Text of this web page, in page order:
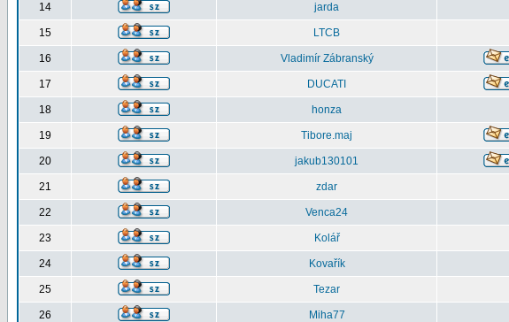
14 jarda
15 LTCB
16 Vladimír Zábranský
17 DUCATI
18 honza
19 Tibore.maj
20 jakub130101
21 zdar
22 Venca24
23 Kolář
24 Kovařík
25 Tezar
26 Miha77